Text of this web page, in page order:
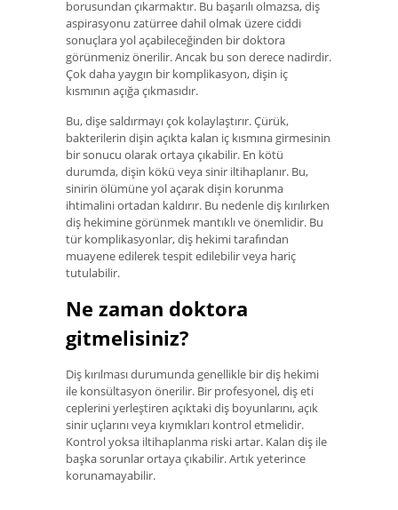
borusundan çıkarmaktır. Bu başarılı olmazsa, diş
aspirasyonu zatürree dahil olmak üzere ciddi
sonuçlara yol açabileceğinden bir doktora
görünmeniz önerilir. Ancak bu son derece nadirdir.
Çok daha yaygın bir komplikasyon, dişin iç
kısmının açığa çıkmasıdır.
Bu, dişe saldırmayı çok kolaylaştırır. Çürük,
bakterilerin dişin açıkta kalan iç kısmına girmesinin
bir sonucu olarak ortaya çıkabilir. En kötü
durumda, dişin kökü veya sinir iltihaplanır. Bu,
sinirin ölümüne yol açarak dişin korunma
ihtimalini ortadan kaldırır. Bu nedenle diş kırılırken
diş hekimine görünmek mantıklı ve önemlidir. Bu
tür komplikasyonlar, diş hekimi tarafından
muayene edilerek tespit edilebilir veya hariç
tutulabilir.
Ne zaman doktora
gitmelisiniz?
Diş kırılması durumunda genellikle bir diş hekimi
ile konsültasyon önerilir. Bir profesyonel, diş eti
ceplerini yerleştiren açıktaki diş boyunlarını, açık
sinir uçlarını veya kıymıkları kontrol etmelidir.
Kontrol yoksa iltihaplanma riski artar. Kalan diş ile
başka sorunlar ortaya çıkabilir. Artık yeterince
korunamayabilir.